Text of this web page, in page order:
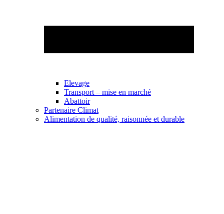
Elevage
Transport – mise en marché
Abattoir
Partenaire Climat
Alimentation de qualité, raisonnée et durable